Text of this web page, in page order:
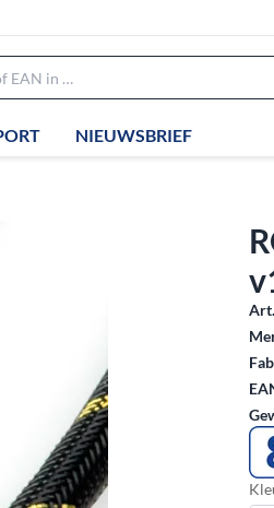
NIEUWSBRIEF